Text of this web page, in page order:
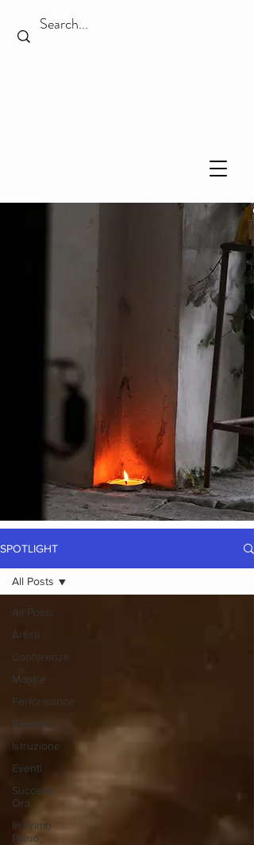
SPOTLIGHT
All Posts
Artisti
Conferenze
Mostre
Performance
Progetti
Istruzione
Eventi
Succede
Ora
In Primo
Piano
All Posts